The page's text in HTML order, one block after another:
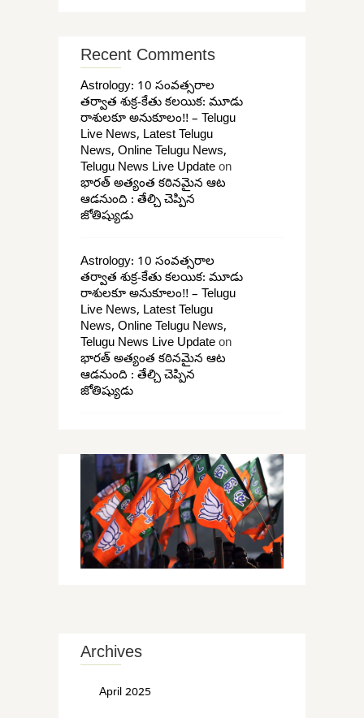
Recent Comments
Astrology: 10 సంవత్సరాల
తర్వాత శుక్ర-కేతు కలయిక: మూడు
రాశులకూ అనుకూలం!! – Telugu
Live News, Latest Telugu
News, Online Telugu News,
Telugu News Live Updateon
భారత్ అత్యంత కఠినమైన ఆట
ఆడనుంది : తేల్చి చెప్పిన
జోతిష్యుడు
Astrology: 10 సంవత్సరాల
తర్వాత శుక్ర-కేతు కలయిక: మూడు
రాశులకూ అనుకూలం!! – Telugu
Live News, Latest Telugu
News, Online Telugu News,
Telugu News Live Updateon
భారత్ అత్యంత కఠినమైన ఆట
ఆడనుంది : తేల్చి చెప్పిన
జోతిష్యుడు
Archives
April 2025